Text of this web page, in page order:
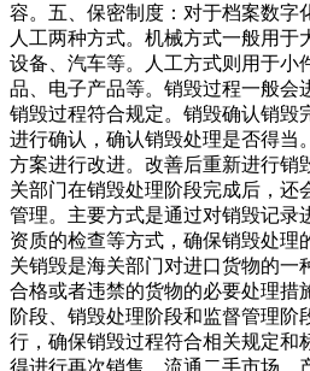
容。五、保密制度：对于档案数字
人工两种方式。机械方式一般用于
设备、汽车等。人工方式则用于小
品、电子产品等。销毁过程一般会
销毁过程符合规定。销毁确认销毁
进行确认，确认销毁处理是否得当
方案进行改进。改善后重新进行销
关部门在销毁处理阶段完成后，还
管理。主要方式是通过对销毁记录
资质的检查等方式，确保销毁处理
关销毁是海关部门对进口货物的一
合格或者违禁的货物的必要处理措
阶段、销毁处理阶段和监督管理阶
行，确保销毁过程符合相关规定和